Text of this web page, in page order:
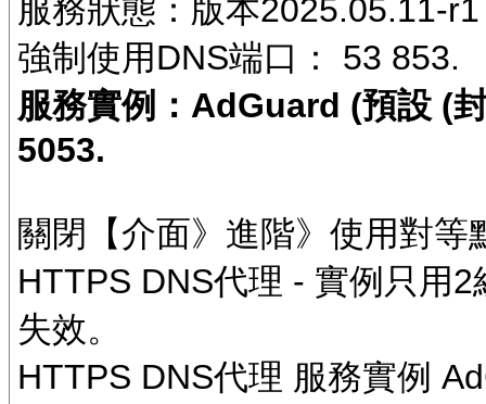
服務狀態：版本2025.05.11-
強制使用DNS端口： 53 853.
服務實例：AdGuard (預設 (
5053.
關閉【介面》進階》使用對等
HTTPS DNS代理 - 實例只用
失效。
HTTPS DNS代理 服務實例